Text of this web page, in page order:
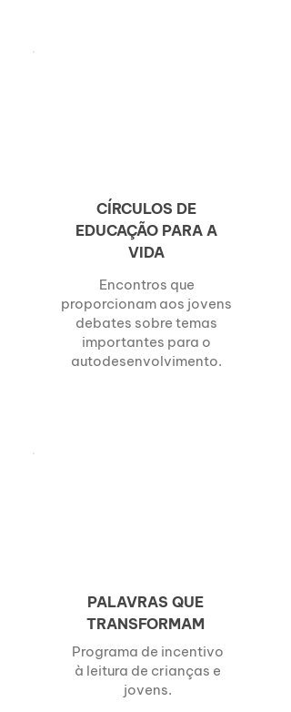
CÍRCULOS DE
EDUCAÇÃO PARA A
VIDA
Encontros que
proporcionam aos jovens
debates sobre temas
importantes para o
autodesenvolvimento.
PALAVRAS QUE
TRANSFORMAM
Programa de incentivo
à leitura de crianças e
jovens.